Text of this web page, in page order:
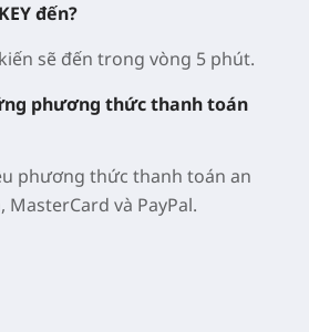
đến?
sẽ đến trong vòng 5 phút.
phương thức thanh toán
phương thức thanh toán an
và PayPal.